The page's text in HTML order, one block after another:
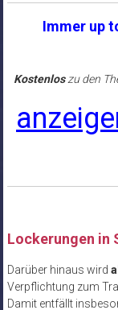
Immer up
Kostenloszu den
Lockerungen in
Darüber hinaus wird
Verpflichtung zum
Damit entfällt